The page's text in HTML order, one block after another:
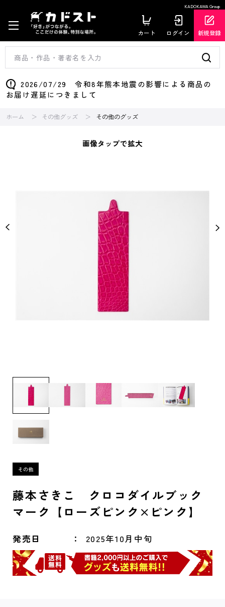
KADOKAWA Group
カート ログイン 新規登録
2026/07/29 令和8年熊本地震の影響による商品の
お届け遅延につきまして
ホーム その他グッズ その他のグッズ
画像タップで拡大
藤本さきこ クロコダイルブック
マーク【ローズピンク×ピンク】
発売日 2025年10月中旬